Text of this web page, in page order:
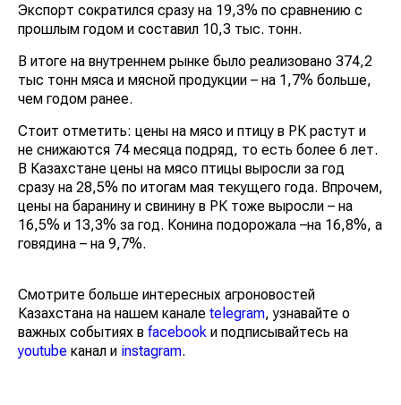
Экспорт сократился сразу на 19,3% по сравнению с
прошлым годом и составил 10,3 тыс. тонн.
В итоге на внутреннем рынке было реализовано 374,2
тыс тонн мяса и мясной продукции – на 1,7% больше,
чем годом ранее.
Стоит отметить: цены на мясо и птицу в РК растут и
не снижаются 74 месяца подряд, то есть более 6 лет.
В Казахстане цены на мясо птицы выросли за год
сразу на 28,5% по итогам мая текущего года. Впрочем,
цены на баранину и свинину в РК тоже выросли – на
16,5% и 13,3% за год. Конина подорожала –на 16,8%, а
говядина – на 9,7%.
Смотрите больше интересных агроновостей
Казахстана на нашем канале telegram, узнавайте о
важных событиях в facebook и подписывайтесь на
youtube канал и instagram.